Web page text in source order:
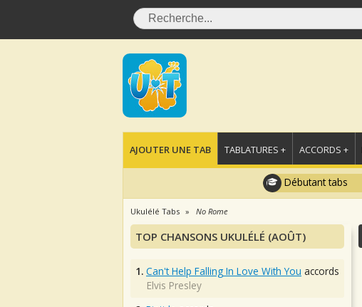
AJOUTER UNE TAB TABLATURES + ACCORDS +
Débutant tabs
Ukulélé Tabs No Rome
TOP CHANSONS UKULÉLÉ (AOÛT)
1. Can't Help Falling In Love With You accords
Elvis Presley